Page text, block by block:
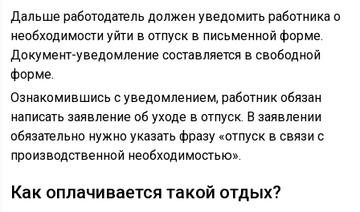
Дальше работодатель должен уведомить работника о
необходимости уйти в отпуск в письменной форме.
Документ-уведомление составляется в свободной
форме.
Ознакомившись с уведомлением, работник обязан
написать заявление об уходе в отпуск. В заявлении
обязательно нужно указать фразу «отпуск в связи с
производственной необходимостью».
Как оплачивается такой отдых?